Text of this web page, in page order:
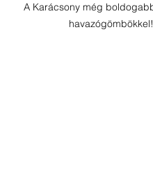
A Karácsony még
havazógömbökkel!